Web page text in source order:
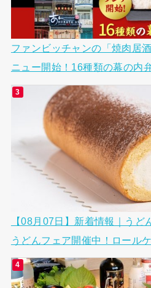
ファンビッチャンの「焼肉居
ニュー開始！16種類の幕の内
【08月07日】新着情報｜う
うどんフェア開催中！ロール